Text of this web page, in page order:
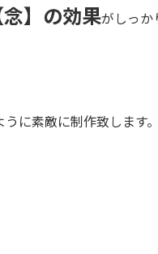
念】の効果がしっか
に素敵に制作致します。